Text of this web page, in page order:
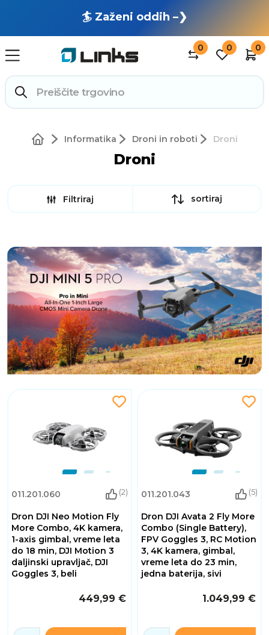
🏄 Zaženi oddih –❯
0 0 0
Informatika Droni in roboti Droni
Droni
Filtriraj sortiraj
011.201.060 (2)
Dron DJI Neo Motion Fly
More Combo, 4K kamera,
1-axis gimbal, vreme leta
do 18 min, DJI Motion 3
daljinski upravljač, DJI
Goggles 3, beli
449,99 €
011.201.043 (5)
Dron DJI Avata 2 Fly More
Combo (Single Battery),
FPV Goggles 3, RC Motion
3, 4K kamera, gimbal,
vreme leta do 23 min,
jedna baterija, sivi
1.049,99 €